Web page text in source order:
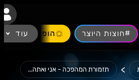
#חוצות היוצר הופעות חיות
עוד
> תזמורת המהפכה - אני ואתה...